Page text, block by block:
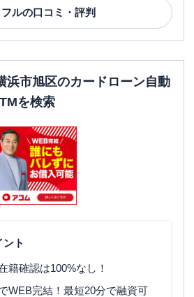
ルの口コミ・評判
浜市旭区のカードローン自動
を検索
ト
籍確認は100%なし！
WEB完結！最短20分で融資可